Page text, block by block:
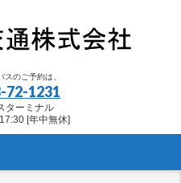
バスのご予約は、
72-1231
ターミナル
[年中無休]